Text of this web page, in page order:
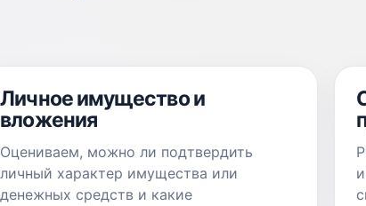
Личное имущество и
вложения
Оцениваем, можно ли подтвердить
личный характер имущества или
денежных средств и какие